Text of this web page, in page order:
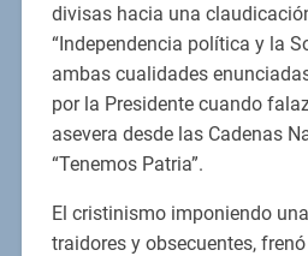
divisas hacia una
“Independencia política y la
ambas cualidades
por la Presidente cuando
asevera desde las Cadenas
“Tenemos Patria”.
El cristinismo imponiendo
traidores y obsecuentes,